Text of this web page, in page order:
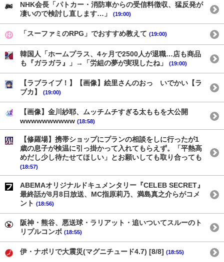
NHK会長「パトカー・消防車からの受信料徴収、猛反発が
凄いので検討し直します…」
(19:00)
「スーファミのRPG」でおすすめ教えて (19:00)
韓国人「ホームプラス、4ヶ月で2500人が退職…店も商品
も『ガラガラ』」→「労組の夢が実現したね」
(19:00)
【ラブライブ！】【画像】絵里さんのおっ いでかい【ラ
ブカ】
(19:00)
【画像】金川紗耶、ムッチムチすぎる太ももを大公開
wwwwwwwwww (18:58)
【修羅場】携帯ショップにプランの相談をしに行ったが1
歳の息子が検温に引っ掛かって入れてもらえず。「平熱高
めだし少し待たせてほしい」とお願いしても取り合っても
(18:57)
ABEMAオリジナルドキュメンタリー『CELEB SECRET』
最終話が8月8日放送、MC指原莉乃、満島真之介らがコメ
ント (18:56)
阪神・熊谷、悪送球・ラリアット・追いついてスルーのト
リプルコンボ (18:55)
伊・ナポリで大震災(マグニチュード4.7) [8/8] (18:55)